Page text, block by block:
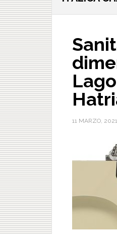
11 MARZO, 2021